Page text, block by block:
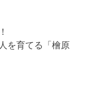
を育てる「檜原